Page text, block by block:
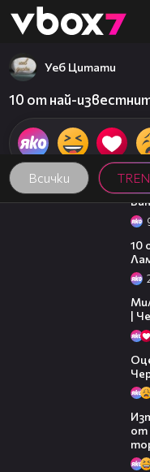
👾
Всички
Уеб Цитати
10 от най-
01:48
10
|
от